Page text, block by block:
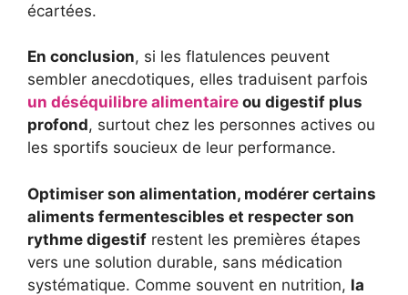
écartées.
En conclusion, si les flatulences peuvent
sembler anecdotiques, elles traduisent parfois
un déséquilibre alimentaire ou digestif plus
profond, surtout chez les personnes actives ou
les sportifs soucieux de leur performance.
Optimiser son alimentation, modérer certains
aliments fermentescibles et respecter son
rythme digestif restent les premières étapes
vers une solution durable, sans médication
systématique. Comme souvent en nutrition, la